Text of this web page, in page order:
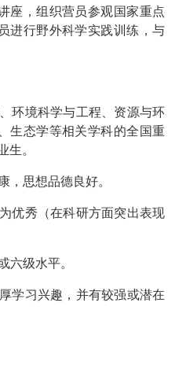
座，组织营员参观国家重点
进行野外科学实践训练，与
环境科学与工程、资源与环
生态学等相关学科的全国重
生。
，思想品德良好。
优秀（在科研方面突出表现
六级水平。
学习兴趣，并有较强或潜在